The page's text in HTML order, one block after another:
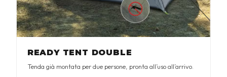
READY TENT DOUBLE
Tenda già montata per due persone, pronta all’uso all’arrivo.